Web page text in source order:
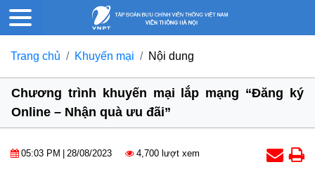
Trang chủ Khuyến mại Nội dung
Chương trình khuyến mại lắp mạng “Đăng ký
Online – Nhận quà ưu đãi”
05:03 PM 28/08/2023 4,700 lượt xem